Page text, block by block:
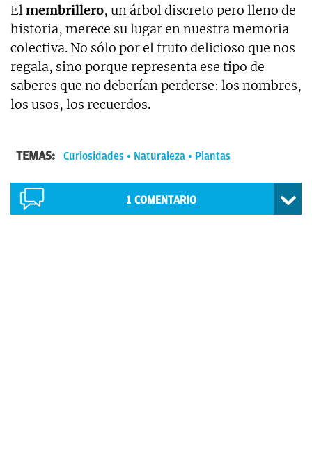
Elmembrillero, un árbol discreto pero lleno de
historia, merece su lugar en nuestra memoria
colectiva. No sólo por el fruto delicioso que nos
regala, sino porque representa ese tipo de
saberes que no deberían perderse: los nombres,
los usos, los recuerdos.
TEMAS: Curiosidades Naturaleza Plantas
1 COMENTARIO